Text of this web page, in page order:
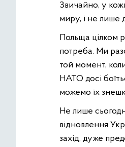
Звичайно, у
миру, і не лише
Польща цілком
потреба. Ми
той момент,
НАТО досі
можемо їх
Не лише
відновлення
захід, дуже